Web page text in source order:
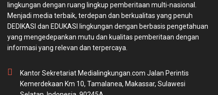
lingkungan dengan ruang lingkup pemberitaan multi-nasional.
Menjadi media terbaik, terdepan dan berkualitas yang penuh
DEDIKASI dan EDUKASI lingkungan dengan berbasis pengetahuan
yang mengedepankan mutu dan kualitas pemberitaan dengan
informasi yang relevan dan terpercaya.
Kantor Sekretariat Medialingkungan.com Jalan Perintis
Kemerdekaan Km 10, Tamalanea, Makassar, Sulawesi